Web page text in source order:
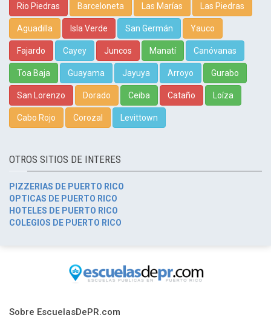
Rio Piedras Barceloneta Las Marías Las Piedras
Aguadilla Isla Verde San Germán Yauco
Fajardo Cayey Juncos Manatí Canóvanas
Toa Baja Guayama Jayuya Arroyo Gurabo
San Lorenzo Dorado Ceiba Cataño Loíza
Cabo Rojo Corozal Levittown
OTROS SITIOS DE INTERES
PIZZERIAS DE PUERTO RICO
OPTICAS DE PUERTO RICO
HOTELES DE PUERTO RICO
COLEGIOS DE PUERTO RICO
Sobre EscuelasDePR.com